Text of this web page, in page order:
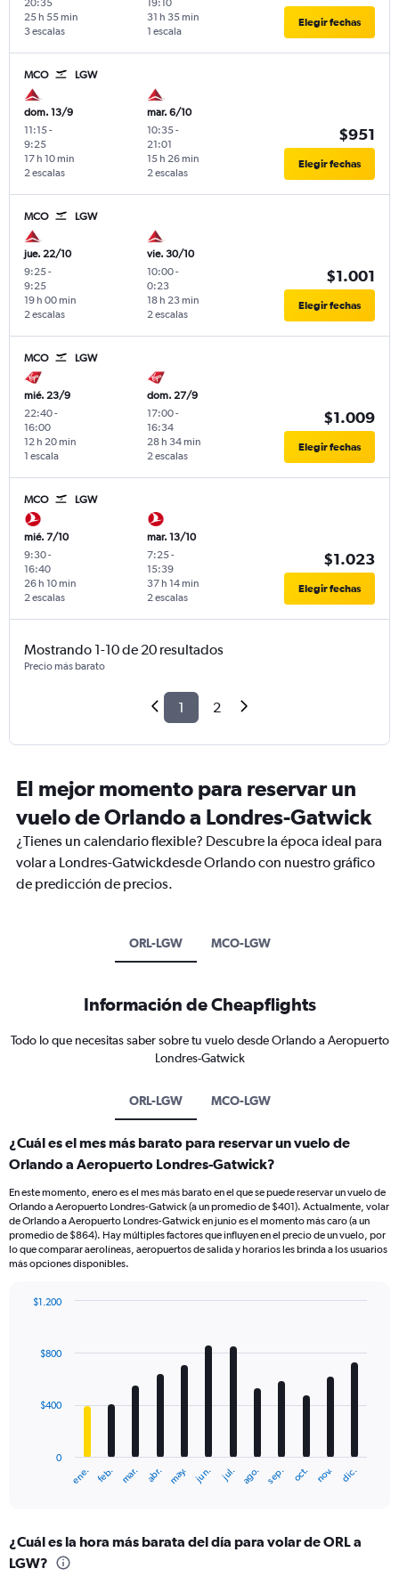
3 escalas
25 h 55 min
1 escala
31 h 35 min Elegir fechas
MCO LGW
dom. 13/9
11:15-
9:25
2 escalas
17 h 10 min
mar. 6/10
10:35-
21:01
2 escalas
15 h 26 min
$951
Elegir fechas
MCO LGW
jue. 22/10
9:25-
9:25
2 escalas
19 h 00 min
vie. 30/10
10:00-
0:23
2 escalas
18 h 23 min
$1.001
Elegir fechas
MCO LGW
mié. 23/9
22:40-
16:00
1 escala
12 h 20 min
dom. 27/9
17:00-
16:34
2 escalas
28 h 34 min
$1.009
Elegir fechas
MCO LGW
mié. 7/10
9:30-
16:40
2 escalas
26 h 10 min
mar. 13/10
7:25-
15:39
2 escalas
37 h 14 min
$1.023
Elegir fechas
Mostrando 1-10 de 20 resultados
Precio más barato
1 2
El mejor momento para reservar un
vuelo de Orlando a Londres-Gatwick
¿Tienes un calendario flexible? Descubre la época ideal para
volar a Londres-Gatwickdesde Orlando con nuestro gráfico
de predicción de precios.
ORL-LGW MCO-LGW
Información de Cheapflights
Todo lo que necesitas saber sobre tu vuelo desde Orlando a Aeropuerto
Londres-Gatwick
ORL-LGW MCO-LGW
¿Cuál es el mes más barato para reservar un vuelo de
Orlando a Aeropuerto Londres-Gatwick?
En este momento, enero es el mes más barato en el que se puede reservar un vuelo de
Orlando a Aeropuerto Londres-Gatwick (a un promedio de $401). Actualmente, volar
de Orlando a Aeropuerto Londres-Gatwick en junio es el momento más caro (a un
promedio de $864). Hay múltiples factores que influyen en el precio de un vuelo, por
lo que comparar aerolíneas, aeropuertos de salida y horarios les brinda a los usuarios
más opciones disponibles.
with
The
Range:
12
ene. feb. mar. abr. may. jun. jul. ago. sep. oct. nov. dic.
0
$400
$800
$1.200
¿Cuál es la hora más barata del día para volar de ORL a
LGW?